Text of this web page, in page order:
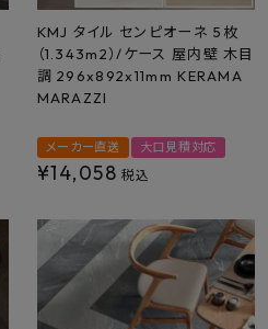
KMJ タイル センピオーネ 5枚
（1.343m2）/ケース 屋内壁 木目
調 296x892x11mm KERAMA
MARAZZI
メーカー直送 大口見積対応
¥14,058 税込